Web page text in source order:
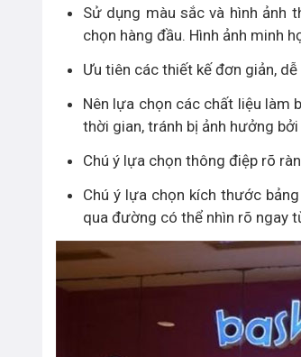
Sử dụng màu sắc và hình ảnh
chọn hàng đầu. Hình ảnh minh
Ưu tiên các thiết kế đơn giản,
Nên lựa chọn các chất liệu làm
thời gian, tránh bị ảnh hưởng
Chú ý lựa chọn thông điệp rõ
Chú ý lựa chọn kích thước
qua đường có thể nhìn rõ ngay